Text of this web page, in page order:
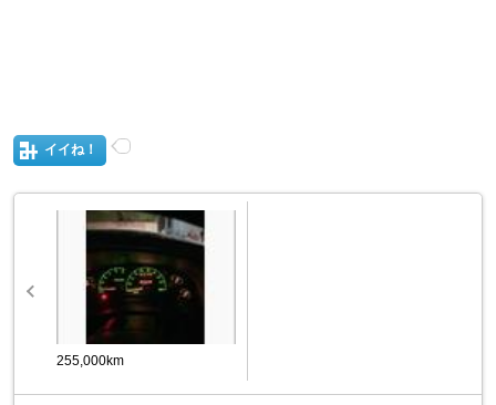
イイね！
255,000km